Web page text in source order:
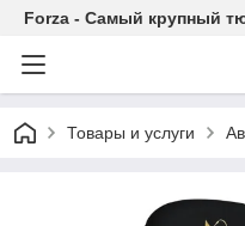
Forza - Самый крупный
Товары и услуги